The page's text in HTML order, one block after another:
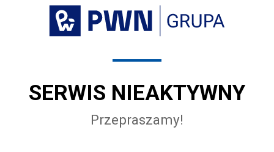
SERWIS NIEAKTYWNY
Przepraszamy!